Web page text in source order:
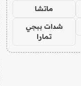
ماتشا
شدات ببجي
تمارا